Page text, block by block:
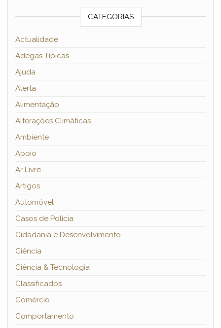
CATEGORIAS
Actualidade
Adegas Típicas
Ajuda
Alerta
Alimentação
Alterações Climáticas
Ambiente
Apoio
Ar Livre
Artigos
Automóvel
Casos de Polícia
Cidadania e Desenvolvimento
Ciência
Ciência & Tecnologia
Classificados
Comércio
Comportamento